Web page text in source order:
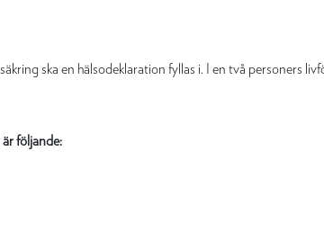
ska en hälsodeklaration fyllas i. I en två personers
följande: